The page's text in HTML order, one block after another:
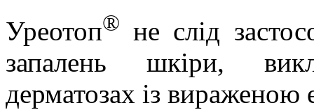
Уреотоп® не слід
запалень шкіри,
дерматозах із вираженою